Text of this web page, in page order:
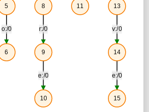
o:/0 r:/0
e:/0
v:/0
e:/0
5
6
8
9
10
11 13
14
15